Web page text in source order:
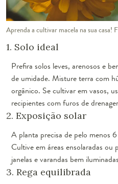
Aprenda a cultivar macela na sua casa!
1. Solo ideal
Prefira solos leves, arenosos e
de umidade. Misture terra com
orgânico. Se cultivar em vasos,
recipientes com furos de
2. Exposição solar
A planta precisa de pelo menos
Cultive em áreas ensolaradas ou
janelas e varandas bem
3. Rega equilibrada